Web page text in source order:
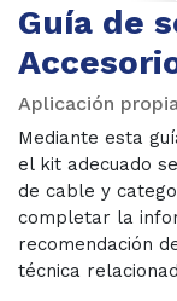
Guía de
Aplicación
Mediante esta
el kit adecuado
de cable y
completar la
recomendación
técnica